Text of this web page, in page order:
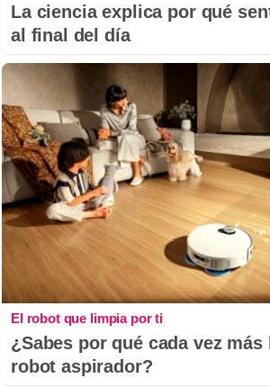
La ciencia explica por qué
al final del día
El robot que limpia por ti
¿Sabes por qué cada vez más
robot aspirador?